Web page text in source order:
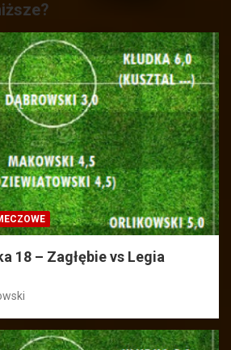
18 – Zagłębie vs Legia